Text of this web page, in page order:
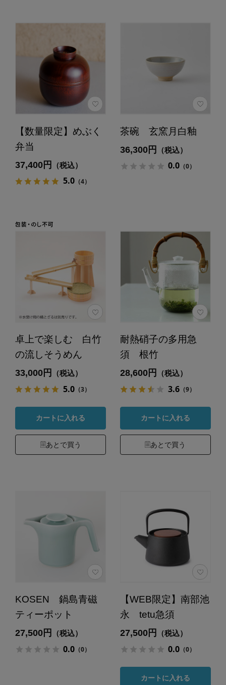
【数量限定】めぶく
弁当
37,400円 （税込）
5.0（4）
茶碗 玄窯月白釉
36,300円 （税込）
0.0（0）
卓上で楽しむ 白竹
の流しそうめん
33,000円 （税込）
5.0（3）
カートに入れる
あとで買う
耐熱硝子の多用急
須 根竹
28,600円 （税込）
3.6（9）
カートに入れる
あとで買う
KOSEN 鍋島青磁
ティーポット
27,500円 （税込）
0.0（0）
【WEB限定】南部池
永 tetu急須
27,500円 （税込）
0.0（0）
カートに入れる